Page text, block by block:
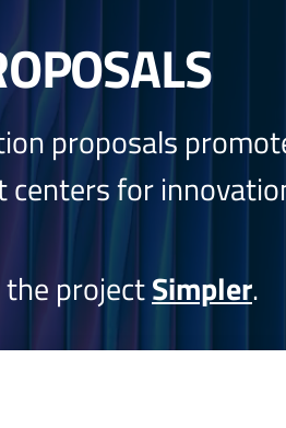
proposals
for
projectSimpler.